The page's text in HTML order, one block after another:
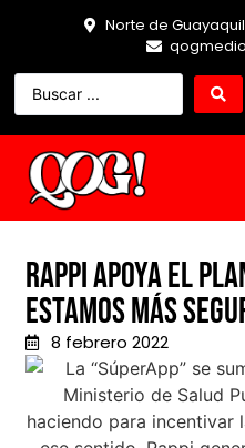
Norte de
Rappi apoya el
estamos más
8 febrero 2022